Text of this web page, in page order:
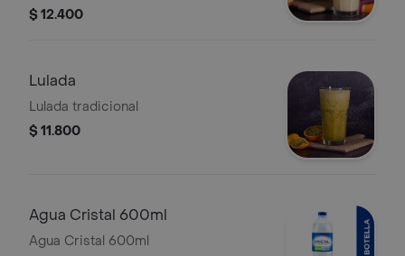
$ 12.400
Lulada
Lulada tradicional
$ 11.800
Agua Cristal 600ml
Agua Cristal 600ml